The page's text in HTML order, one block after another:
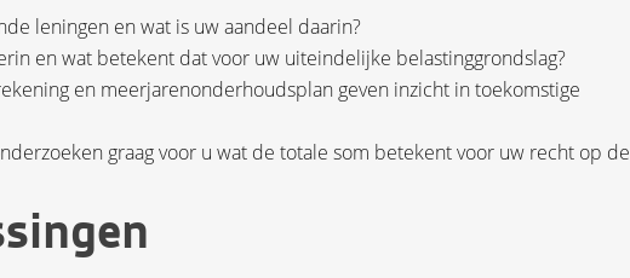
leningen en wat is uw aandeel daarin?
en wat betekent dat voor uw uiteindelijke belastinggrondslag?
en meerjarenonderhoudsplan geven inzicht in toekomstige
graag voor u wat de totale som betekent voor uw recht op de